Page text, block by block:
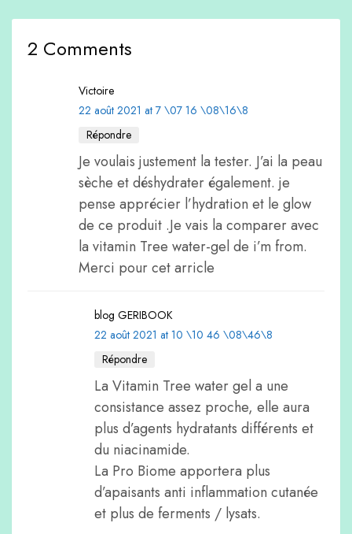
2 Comments
Victoire
22 août 2021 at 7 \07 16 \08\16\8
Répondre
Je voulais justement la tester. J’ai la peau
sèche et déshydrater également. je
pense apprécier l’hydration et le glow
de ce produit .Je vais la comparer avec
la vitamin Tree water-gel de i’m from.
Merci pour cet arricle
blog GERIBOOK
22 août 2021 at 10 \10 46 \08\46\8
Répondre
La Vitamin Tree water gel a une
consistance assez proche, elle aura
plus d’agents hydratants différents et
du niacinamide.
La Pro Biome apportera plus
d’apaisants anti inflammation cutanée
et plus de ferments / lysats.